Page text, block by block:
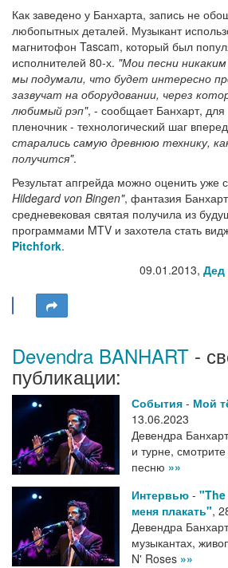
Как заведено у Банхарта, запись не
любопытных деталей. Музыкант
магнитофон Tascam, который был
исполнителей 80-х. "Мои песни
мы подумали, что будет интересно
зазвучат на оборудовании, через
любимый рэп", - сообщает Банхарт, для
пленочник - технологический шаг
старались самую древнюю технику,
получится".
Результат апгрейда можно оценить уже
Hildegard von Bingen", фантазия
средневековая святая получила из
программами MTV и захотела стать
Pitchfork.
09.01.2013,
Devendra BANHART -
публикации:
События - Мой
13.06.2023
Девендра
и турне,
песню »»
Интервью - "The
меня плакать",
Девендра
музыкантах,
N' Roses »»